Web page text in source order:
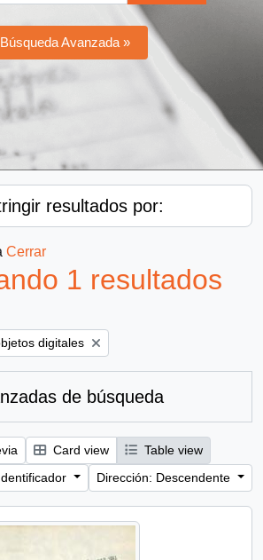
Búsqueda Avanzada »
resultados por:
Cerrar
1 resultados
filter:digitales
de búsqueda
Card view
Table view
Dirección: Descendente